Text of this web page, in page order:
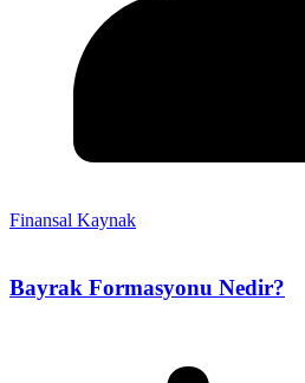
Finansal Kaynak
Bayrak Formasyonu Nedir?